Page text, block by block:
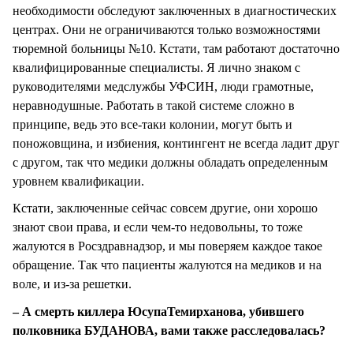
необходимости обследуют заключенных в диагностических
центрах. Они не ограничиваются только возможностями
тюремной больницы №10. Кстати, там работают достаточно
квалифицированные специалисты. Я лично знаком с
руководителями медслужбы УФСИН, люди грамотные,
неравнодушные. Работать в такой системе сложно в
принципе, ведь это все-таки колонии, могут быть и
поножовщина, и избиения, контингент не всегда ладит друг
с другом, так что медики должны обладать определенным
уровнем квалификации.
Кстати, заключенные сейчас совсем другие, они хорошо
знают свои права, и если чем-то недовольны, то тоже
жалуются в Росздравнадзор, и мы поверяем каждое такое
обращение. Так что пациенты жалуются на медиков и на
воле, и из-за решетки.
– А смерть киллера ЮсупаТемирханова, убившего
полковника БУДАНОВА, вами также расследовалась?